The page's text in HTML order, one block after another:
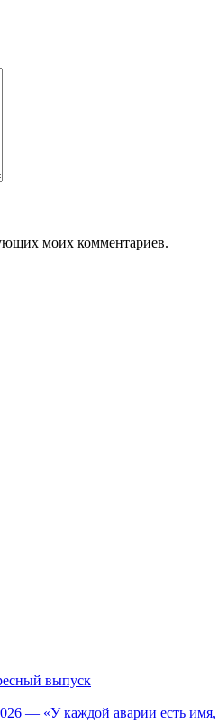
моих комментариев.
выпуск
— «У каждой аварии есть